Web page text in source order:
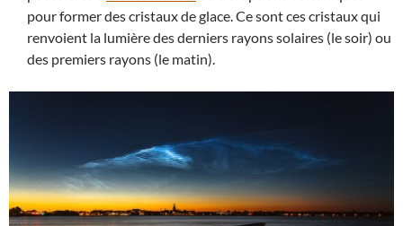
pour former des cristaux de glace. Ce sont ces cristaux qui
renvoient la lumière des derniers rayons solaires (le soir) ou
des premiers rayons (le matin).